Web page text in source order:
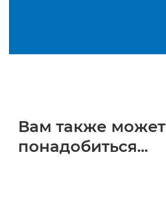
Вам также может
понадобиться...